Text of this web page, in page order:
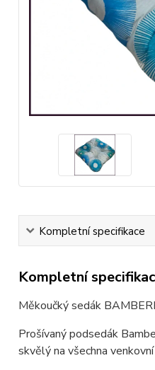
Kompletní specifikace
Kompletní
Měkoučký sedák
Prošívaný podsedák
skvělý na všechna